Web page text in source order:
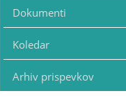
Dokumenti
Koledar
Arhiv prispevkov